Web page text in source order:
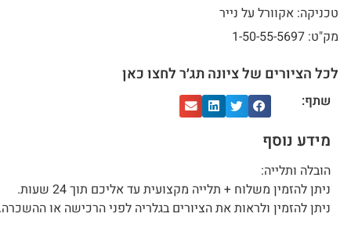
טכניקה: אקוורל על נייר
מק"ט: 1-50-55-5697
לכל הציורים של ציונה תג׳ר לחצו כאן
שתף:
מידע נוסף
הובלה ותלייה:
ניתן להזמין משלוח + תלייה מקצועית עד אליכם תוך 24 שעות.
ניתן להזמין ולראות את הציורים בגלריה לפני הרכישה או